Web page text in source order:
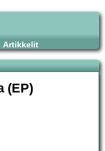
Artikkelit
(EP)